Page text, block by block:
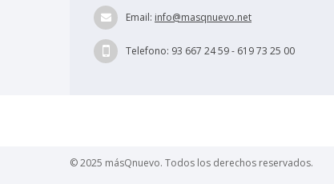
Email: info@masqnuevo.net
Telefono: 93 667 24 59 - 619 73 25 00
© 2025 másQnuevo. Todos los derechos reservados.